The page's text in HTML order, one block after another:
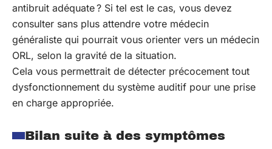
antibruit adéquate ? Si tel est le cas, vous devez
consulter sans plus attendre votre médecin
généraliste qui pourrait vous orienter vers un médecin
ORL, selon la gravité de la situation.
Cela vous permettrait de détecter précocement tout
dysfonctionnement du système auditif pour une prise
en charge appropriée.
Bilan suite à des symptômes